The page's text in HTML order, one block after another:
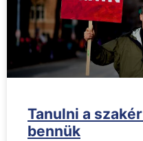
Tanulni a
bennük